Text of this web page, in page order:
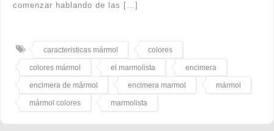
comenzar hablando de las […]
caracteristicas mármol colores
colores mármol el marmolista encimera
encimera de mármol encimera marmol mármol
mármol colores marmolista